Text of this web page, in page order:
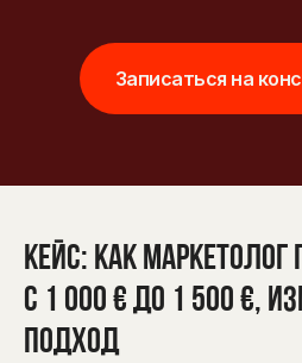
Записаться на
Кейс: как
с 1 000 € до 1 500 €,
подход